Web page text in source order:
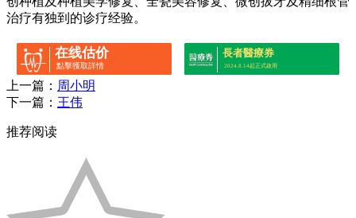
治疗有独到的诊疗经验。
在线估价
點擊獲取詳情
長者醫療券
2024.8.14起正式啟用
上一篇： 周小明
下一篇： 王伟
推荐阅读